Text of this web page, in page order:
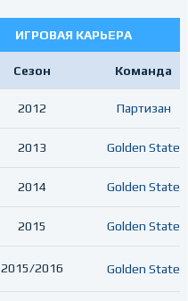
ИГРОВАЯ КАРЬЕРА
Сезон Команда
2012 Партизан
2013 Golden State
2014 Golden State
2015 Golden State
2015/2016 Golden State